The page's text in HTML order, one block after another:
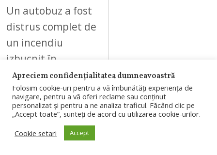
Un autobuz a fost
distrus complet de
un incendiu
izbucnit în
Săvădisla. Un
bărbat și o femeie
au reușit să se
autoevacueze…
Apreciem confidențialitatea dumneavoastră
Folosim cookie-uri pentru a vă îmbunătăți experiența de
navigare, pentru a vă oferi reclame sau conținut
personalizat și pentru a ne analiza traficul. Făcând clic pe
„Accept toate”, sunteți de acord cu utilizarea cookie-urilor.
Cookie setari
Accept